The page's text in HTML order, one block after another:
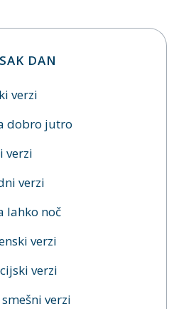
DAN
verzi
dobro jutro
verzi
verzi
lahko noč
verzi
verzi
verzi